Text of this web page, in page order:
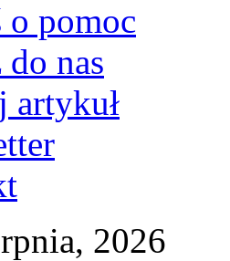
o pomoc
do nas
artykuł
2026